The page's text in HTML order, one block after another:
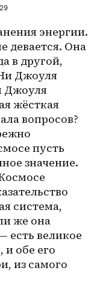
энергии.
девается. Она
в другой,
Джоуля
Джоуля
жёсткая
вопросов?
пусть
значение.
система,
же она
есть великое
обе его
из самого